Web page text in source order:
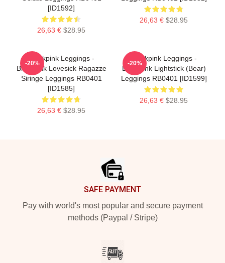
[ID1592]
26,63 € $28.95
26,63 € $28.95
Blackpink Leggings -
Blackpink Lovesick Ragazze
Siringe Leggings RB0401
[ID1585]
26,63 € $28.95
-20%
Blackpink Leggings -
Blackpink Lightstick (Bear)
Leggings RB0401 [ID1599]
26,63 € $28.95
-20%
SAFE PAYMENT
Pay with world's most popular and secure payment
methods (Paypal / Stripe)